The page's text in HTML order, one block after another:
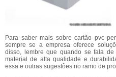
Para saber mais sobre cartão pvc
sempre se a empresa oferece
disso, lembre que quando se fala
material de alta qualidade e
essa e outras sugestões no ramo de